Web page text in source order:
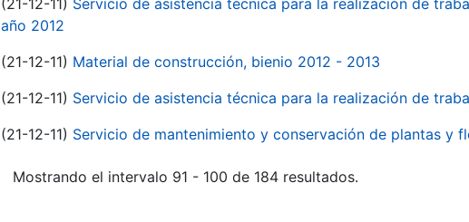
(21-12-11) Servicio de asistencia técnica para la realización de
año 2012
(21-12-11) Material de construcción, bienio 2012 - 2013
(21-12-11) Servicio de asistencia técnica para la realización de
(21-12-11) Servicio de mantenimiento y conservación de plantas y
Mostrando el intervalo 91 - 100 de 184 resultados.